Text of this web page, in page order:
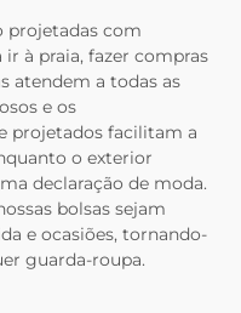
projetadas com
à praia, fazer compras
atendem a todas as
e os
projetados facilitam a
o exterior
declaração de moda.
bolsas sejam
e ocasiões, tornando-
guarda-roupa.